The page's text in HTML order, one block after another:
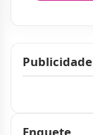
Publicidade
Enquete